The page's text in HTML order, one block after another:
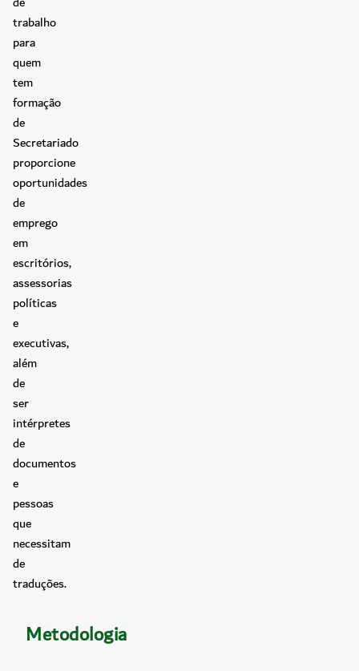
trabalho
para
quem
tem
formação
de
Secretariado
proporcione
oportunidades
de
emprego
em
escritórios,
assessorias
políticas
e
executivas,
além
de
ser
intérpretes
de
documentos
e
pessoas
que
necessitam
de
traduções.
Metodologia